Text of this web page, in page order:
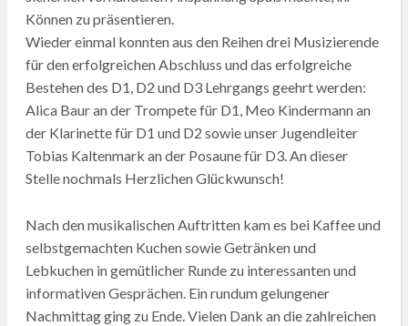
Können zu präsentieren.
Wieder einmal konnten aus den Reihen drei Musizierende
für den erfolgreichen Abschluss und das erfolgreiche
Bestehen des D1, D2 und D3 Lehrgangs geehrt werden:
Alica Baur an der Trompete für D1, Meo Kindermann an
der Klarinette für D1 und D2 sowie unser Jugendleiter
Tobias Kaltenmark an der Posaune für D3. An dieser
Stelle nochmals Herzlichen Glückwunsch!
Nach den musikalischen Auftritten kam es bei Kaffee und
selbstgemachten Kuchen sowie Getränken und
Lebkuchen in gemütlicher Runde zu interessanten und
informativen Gesprächen. Ein rundum gelungener
Nachmittag ging zu Ende. Vielen Dank an die zahlreichen